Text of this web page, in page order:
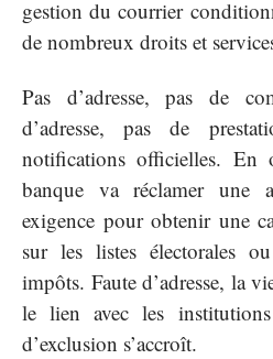
gestion du courrier
de nombreux droits et
Pas d’adresse, pas de
d’adresse, pas de
notifications officielles. En
banque va réclamer une
exigence pour obtenir une
sur les listes électorales
impôts. Faute d’adresse, la
le lien avec les
d’exclusion s’accroît.